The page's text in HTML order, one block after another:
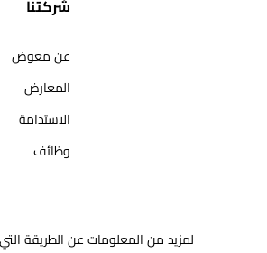
شركتنا
عن معوض
المعارض
الاستدامة
وظائف
لمزيد من المعلومات عن الطريقة